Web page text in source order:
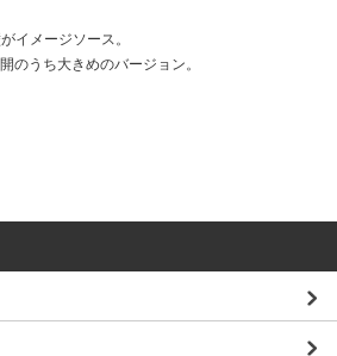
イメージソース。
のうち大きめのバージョン。